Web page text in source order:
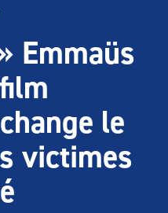
Emmaüs
le
victimes